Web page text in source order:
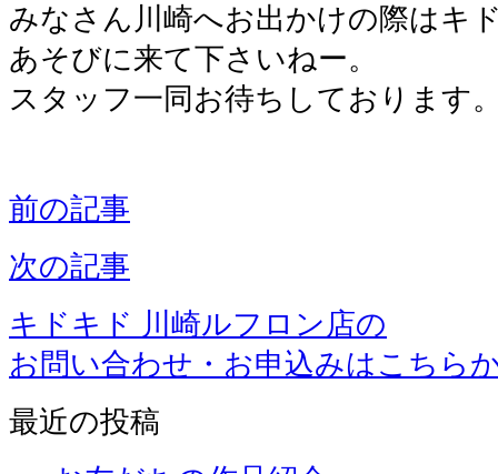
みなさん川崎へお出かけの際はキ
あそびに来て下さいねー。
スタッフ一同お待ちしております
前の記事
次の記事
キドキド 川崎ルフロン店の
お問い合わせ・お申込みはこちら
最近の投稿